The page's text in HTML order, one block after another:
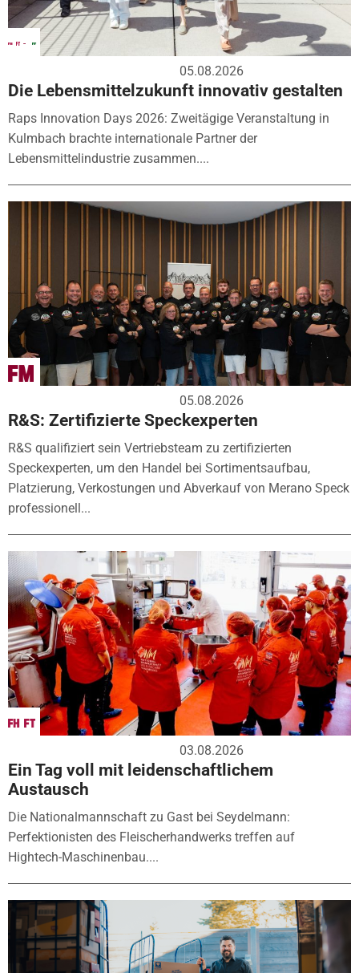
05.08.2026
Die Lebensmittelzukunft innovativ gestalten
Raps Innovation Days 2026: Zweitägige Veranstaltung in
Kulmbach brachte internationale Partner der
Lebensmittelindustrie zusammen....
05.08.2026
R&S: Zertifizierte Speckexperten
R&S qualifiziert sein Vertriebsteam zu zertifizierten
Speckexperten, um den Handel bei Sortimentsaufbau,
Platzierung, Verkostungen und Abverkauf von Merano Speck
professionell...
03.08.2026
Ein Tag voll mit leidenschaftlichem
Austausch
Die Nationalmannschaft zu Gast bei Seydelmann:
Perfektionisten des Fleischerhandwerks treffen auf
Hightech-Maschinenbau....